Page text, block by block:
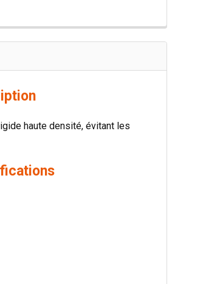
haute densité, évitant les